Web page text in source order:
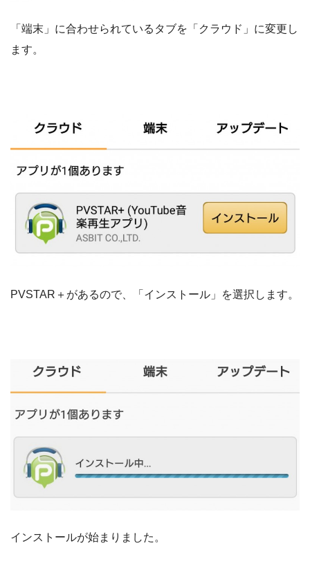
「端末」に合わせられているタブを「クラウド」に変更し
ます。
PVSTAR＋があるので、「インストール」を選択します。
インストールが始まりました。